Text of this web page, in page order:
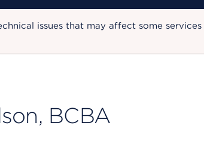
issues that may affect some
BCBA